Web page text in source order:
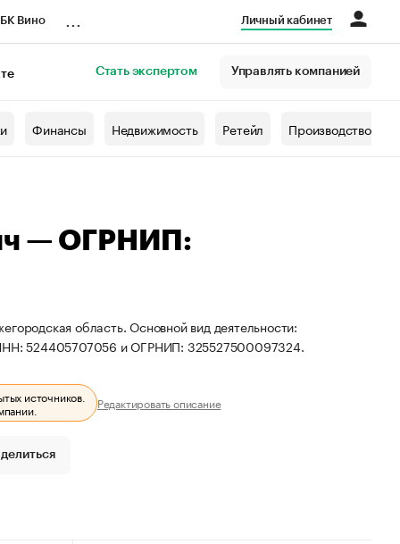
Вино Личный кабинет
Стать экспертом Управлять компанией
Финансы Недвижимость Ретейл Производство
— ОГРНИП:
область. Основной вид деятельности:
ИНН: 524405707056 и ОГРНИП: 325527500097324.
источников.
Редактировать описание